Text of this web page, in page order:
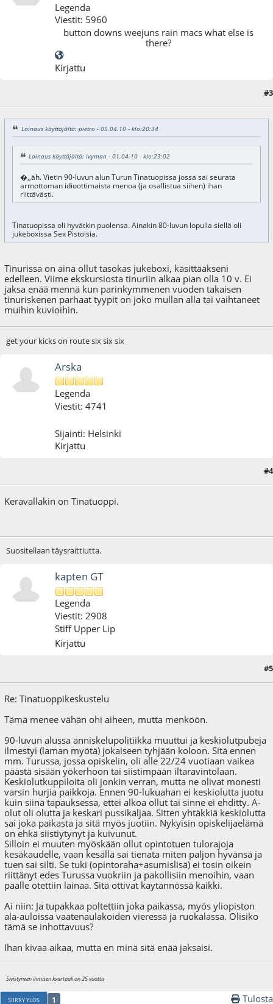
Legenda
Viestit: 5960
button downs weejuns rain macs what else is
there?
Kirjattu
#3
Lainaus käyttäjältä: pietro - 05.04.10 - klo:20:34
Lainaus käyttäjältä: ivyman - 01.04.10 - klo:23:02
�,,äh. Vietin 90-luvun alun Turun Tinatuopissa jossa sai seurata
armottoman idioottimaista menoa (ja osallistua siihen) ihan
riittävästi.
Tinatuopissa oli hyvätkin puolensa. Ainakin 80-luvun lopulla siellä oli
jukeboxissa Sex Pistolsia.
Tinurissa on aina ollut tasokas jukeboxi, käsittääkseni
edelleen. Viime ekskursiosta tinuriin alkaa pian olla 10 v. Ei
jaksa enää mennä kun parinkymmenen vuoden takaisen
tinuriskenen parhaat tyypit on joko mullan alla tai vaihtaneet
muihin kuvioihin.
get your kicks on route six six six
Arska
Legenda
Viestit: 4741
Sijainti: Helsinki
Kirjattu
#4
Keravallakin on Tinatuoppi.
Suositellaan täysraittiutta.
kapten GT
Legenda
Viestit: 2908
Stiff Upper Lip
Kirjattu
#5
Re: Tinatuoppikeskustelu
Tämä menee vähän ohi aiheen, mutta menköön.
90-luvun alussa anniskelupolitiikka muuttui ja keskiolutpubeja
ilmestyi (laman myötä) jokaiseen tyhjään koloon. Sitä ennen
mm. Turussa, jossa opiskelin, oli alle 22/24 vuotiaan vaikea
päästä sisään yökerhoon tai siistimpään iltaravintolaan.
Keskiolutkuppiloita oli jonkin verran, mutta ne olivat monesti
varsin hurjia paikkoja. Ennen 90-lukuahan ei keskiolutta juotu
kuin siinä tapauksessa, ettei alkoa ollut tai sinne ei ehditty. A-
olut oli olutta ja keskari pussikaljaa. Sitten yhtäkkiä keskiolutta
sai joka paikasta ja sitä myös juotiin. Nykyisin opiskelijaelämä
on ehkä siistiytynyt ja kuivunut.
Silloin ei muuten myöskään ollut opintotuen tulorajoja
kesäkaudelle, vaan kesällä sai tienata miten paljon hyvänsä ja
tuen sai silti. Se tuki (opintoraha+asumislisä) ei tosin oikein
riittänyt edes Turussa vuokriin ja pakollisiin menoihin, vaan
päälle otettiin lainaa. Sitä ottivat käytännössä kaikki.
Ai niin: Ja tupakkaa poltettiin joka paikassa, myös yliopiston
ala-auloissa vaatenaulakoiden vieressä ja ruokalassa. Olisiko
tämä se inhottavuus?
Ihan kivaa aikaa, mutta en minä sitä enää jaksaisi.
Sivistyneen ihmisen kvartaali on 25 vuotta
SIIRRY YLÖS 1 Tulosta